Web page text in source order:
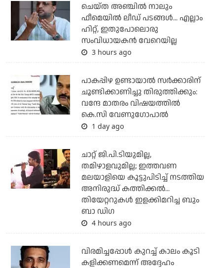
ചെയ്ത അഞ്ചില്‍ നാലും
ഫീമെയില്‍ ലീഡ് പടങ്ങള്‍... എല്ലാം
ഹിറ്റ്, ഇതുപോലൊരു
സംവിധായകന്‍ വേറെയില്ല
3 hours ago
പാകപ്പിഴ ഉണ്ടായാല്‍ സര്‍ക്കാരിന്
ചൂണ്ടിക്കാണിച്ചു തിരുത്തിക്കും:
വന്ദേ മാതരം വിഷയത്തില്‍
കെ.സി വേണുഗോപാല്‍
1 day ago
ചാറ്റ് ജി.പി.ടിയുമില്ല,
തമിഴാളവുമില്ല; ഇത്തവണ
മലയാളിയെ കൂട്ടുപിടിച്ച് നടത്തിയ
അനിരുദ്ധ് കത്തിക്കല്‍...
തിയേറ്ററുകള്‍ ഇളക്കിമറിച്ച ബും
ബാ ഡിഗ
4 hours ago
വിരമിച്ചപ്പോള്‍ കുറച്ച് കാലം കൂടി
കളിക്കണമെന്ന് അദ്ദേഹം